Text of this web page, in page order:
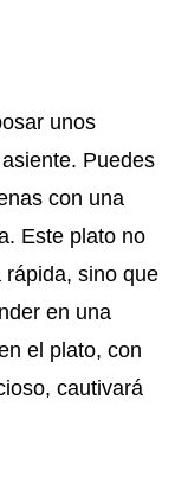
unos
Puedes
con una
Este plato no
sino que
en una
el plato, con
cautivará